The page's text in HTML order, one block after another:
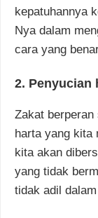
kepatuhannya
Nya dalam
cara yang
2. Penyucian
Zakat
harta yang kita
kita akan
yang tidak
tidak adil